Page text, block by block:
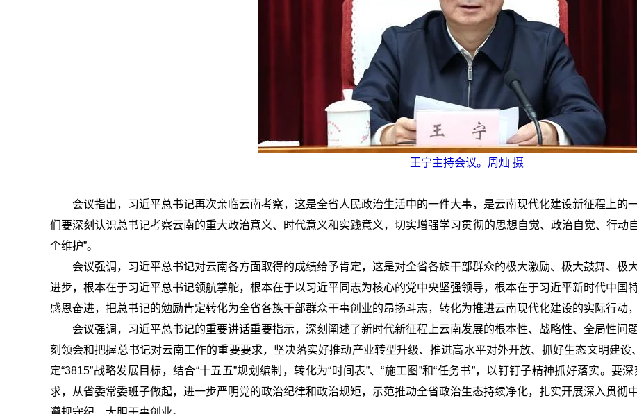
王宁主持会议。周灿 摄
会议指出， 习近平总书记再次亲临云南考察，这是全省人民政治生活中的一件大事，是云南现代化建设新征程上的
们要深刻认识总书记考察云南的重大政治意义、时代意义和实践意义，切实增强学习贯彻的思想自觉、政治自觉、行动
个维护”。
会议强调， 习近平总书记对云南各方面取得的成绩给予肯定，这是对全省各族干部群众的极大激励、极大鼓舞、极
进步，根本在于习近平总书记领航掌舵，根本在于以习近平同志为核心的党中央坚强领导，根本在于习近平新时代中国
感恩奋进，把总书记的勉励肯定转化为全省各族干部群众干事创业的昂扬斗志，转化为推进云南现代化建设的实际行动
会议强调， 习近平总书记的重要讲话重要指示，深刻阐述了新时代新征程上云南发展的根本性、战略性、全局性问
刻领会和把握总书记对云南工作的重要要求，坚决落实好推动产业转型升级、推进高水平对外开放、抓好生态文明建
定“3815”战略发展目标，结合“十五五”规划编制，转化为“时间表”、“施工图”和“任务书”，以钉钉子精神抓好落实。
求，从省委常委班子做起，进一步严明党的政治纪律和政治规矩，示范推动全省政治生态持续净化，扎实开展深入贯彻